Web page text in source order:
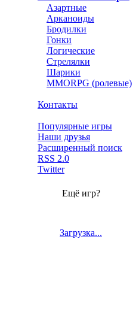
Азартные
Арканоиды
Бродилки
Гонки
Логические
Стрелялки
Шарики
MMORPG (ролевые)
Контакты
Популярные игры
Наши друзья
Расширенный поиск
RSS 2.0
Twitter
Ещё игр?
Загрузка...